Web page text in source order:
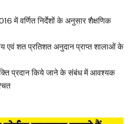
में वर्णित निर्देशों के अनुसार शैक्षणिक
एवं शत प्रतिशत अनुदान प्राप्त शालाओं के
प्रदान किये जाने के संबंध में आवश्यक